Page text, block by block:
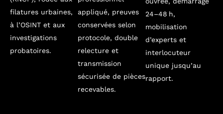
filatures urbaines,
à l’OSINT et aux
investigations
probatoires.
appliqué, preuves
conservées selon
protocole, double
relecture et
transmission
sécurisée de pièces
recevables.
24–48 h,
mobilisation
d’experts et
interlocuteur
unique jusqu’au
rapport.